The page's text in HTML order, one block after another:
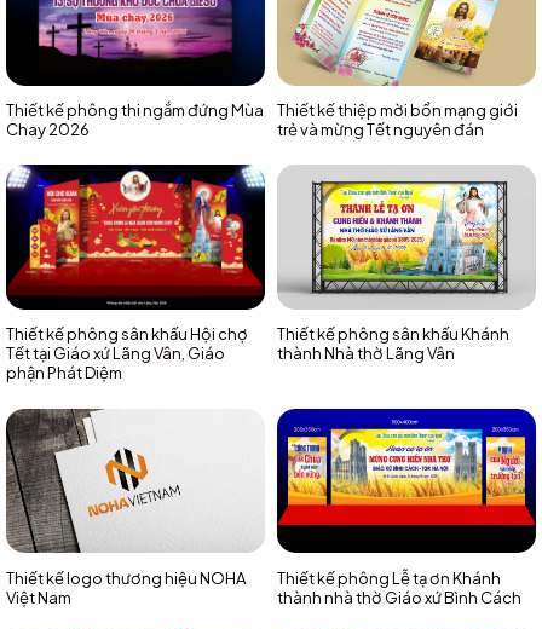
Thiết kế phông thi ngắm đứng Mùa
Chay 2026
Thiết kế thiệp mời bổn mạng giới
trẻ và mừng Tết nguyên đán
Thiết kế phông sân khấu Hội chợ
Tết tại Giáo xứ Lãng Vân, Giáo
phận Phát Diệm
Thiết kế phông sân khấu Khánh
thành Nhà thờ Lãng Vân
Thiết kế logo thương hiệu NOHA
Việt Nam
Thiết kế phông Lễ tạ ơn Khánh
thành nhà thờ Giáo xứ Bình Cách